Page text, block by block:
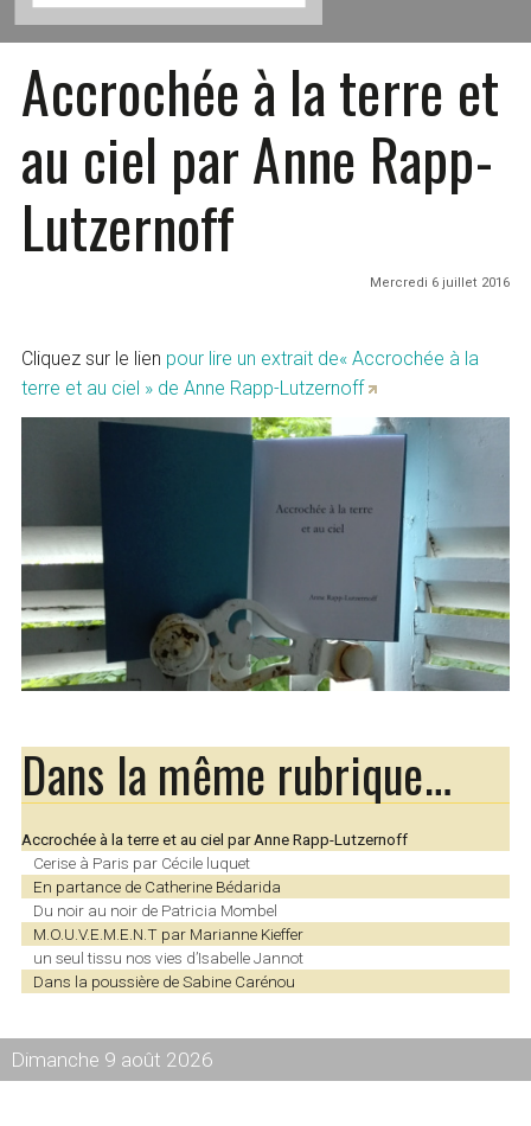
Accrochée à la terre et
au ciel par Anne Rapp-
Lutzernoff
Mercredi 6 juillet 2016
Cliquez sur le lien pour lire un extrait de« Accrochée à la
terre et au ciel » de Anne Rapp-Lutzernoff
Dans la même rubrique…
Accrochée à la terre et au ciel par Anne Rapp-Lutzernoff
Cerise à Paris par Cécile luquet
En partance de Catherine Bédarida
Du noir au noir de Patricia Mombel
M.O.U.V.E.M.E.N.T par Marianne Kieffer
un seul tissu nos vies d’Isabelle Jannot
Dans la poussière de Sabine Carénou
Dimanche 9 août 2026